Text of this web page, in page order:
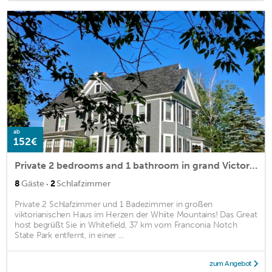
ab
152€
Private 2 bedrooms and 1 bathroom in grand Victorian home in the heart of the Whiite Mountains! Great host
8Gäste · 2Schlafzimmer
Private 2 Schlafzimmer und 1 Badezimmer in großen
viktorianischen Haus im Herzen der Whiite Mountains! Das Great
host begrüßt Sie in Whitefield, 37 km vom Franconia Notch
State Park entfernt, in einer ...
zum Angebot